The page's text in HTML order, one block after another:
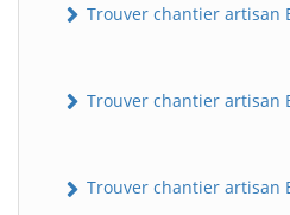
Trouver chantier artisan
Trouver chantier artisan
Trouver chantier artisan